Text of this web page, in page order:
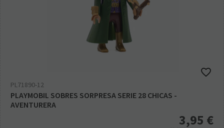
PL71890-12
PLAYMOBIL SOBRES SORPRESA SERIE 28 CHICAS -
AVENTURERA
3,95 €